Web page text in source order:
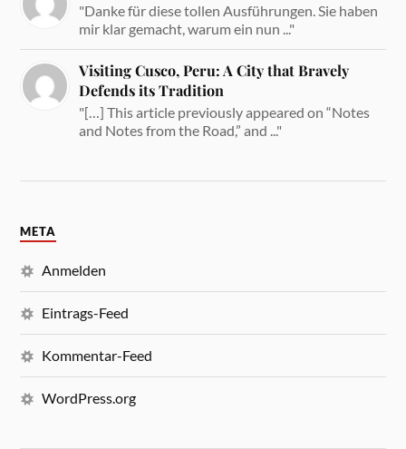
"Danke für diese tollen Ausführungen. Sie haben
mir klar gemacht, warum ein nun ..."
Visiting Cusco, Peru: A City that Bravely
Defends its Tradition
"[…] This article previously appeared on “Notes
and Notes from the Road,” and ..."
META
Anmelden
Eintrags-Feed
Kommentar-Feed
WordPress.org